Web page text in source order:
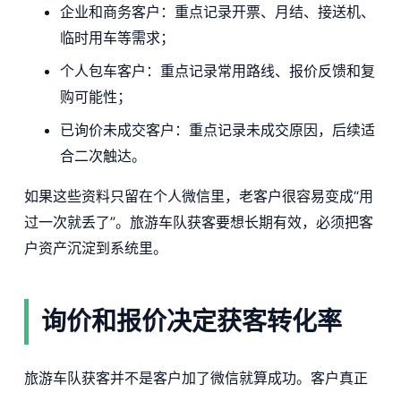
企业和商务客户：重点记录开票、月结、接送机、
临时用车等需求；
个人包车客户：重点记录常用路线、报价反馈和复
购可能性；
已询价未成交客户：重点记录未成交原因，后续适
合二次触达。
如果这些资料只留在个人微信里，老客户很容易变成“用
过一次就丢了”。旅游车队获客要想长期有效，必须把客
户资产沉淀到系统里。
询价和报价决定获客转化率
旅游车队获客并不是客户加了微信就算成功。客户真正